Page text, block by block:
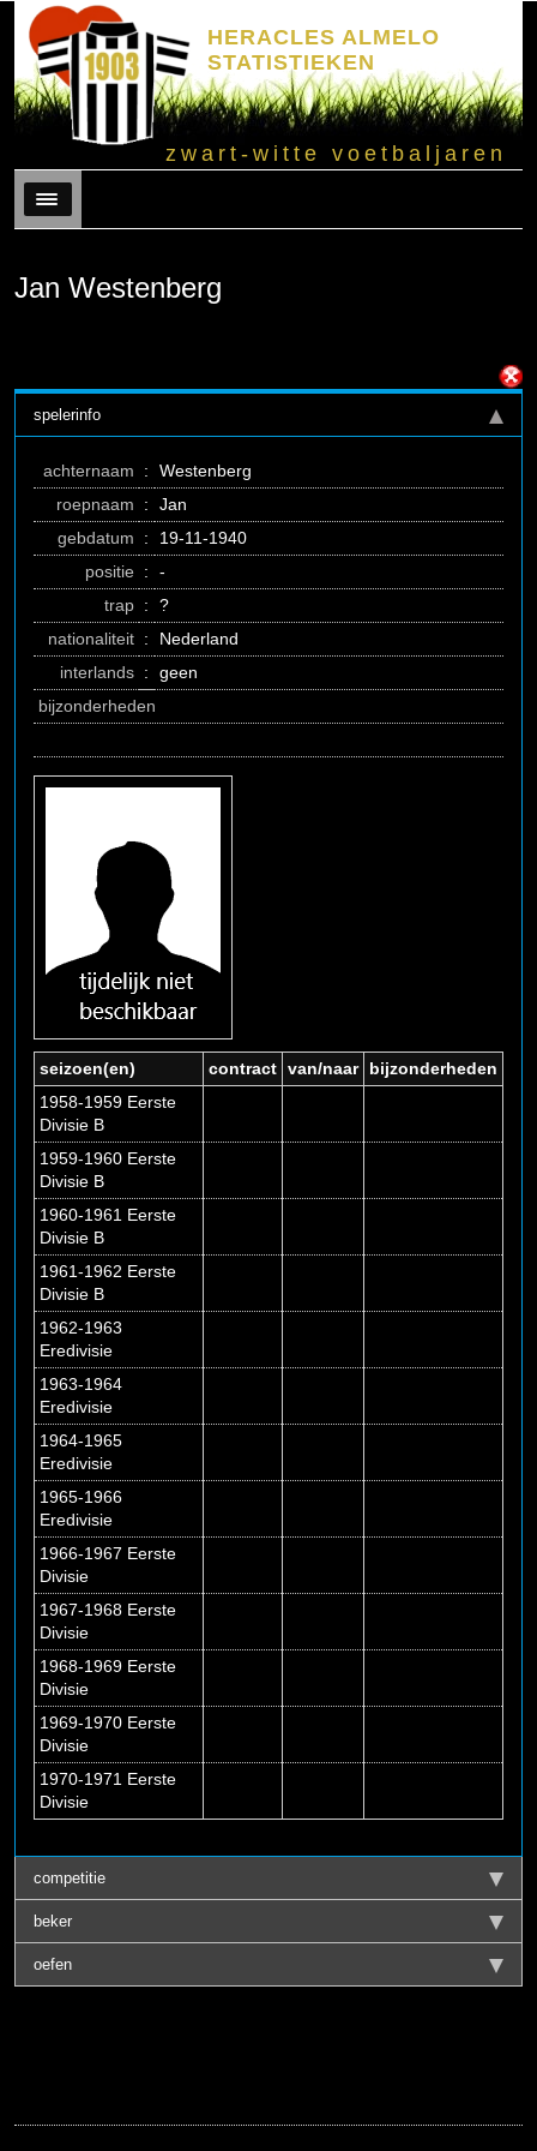
HERACLES ALMELO
STATISTIEKEN
zwart-witte voetbaljaren
Menu
Jan Westenberg
spelerinfo
achternaam :
Westenberg
roepnaam
:
Jan
gebdatum
:
19-11-1940
positie :
-
trap :
?
nationaliteit :
Nederland
interlands :
geen
bijzonderheden
seizoen(en) contract van/naar
bijzonderheden
1958-1959 Eerste
Divisie B
1959-1960 Eerste
Divisie B
1960-1961 Eerste
Divisie B
1961-1962 Eerste
Divisie B
1962-1963
Eredivisie
1963-1964
Eredivisie
1964-1965
Eredivisie
1965-1966
Eredivisie
1966-1967 Eerste
Divisie
1967-1968 Eerste
Divisie
1968-1969 Eerste
Divisie
1969-1970 Eerste
Divisie
1970-1971 Eerste
Divisie
competitie
beker
oefen